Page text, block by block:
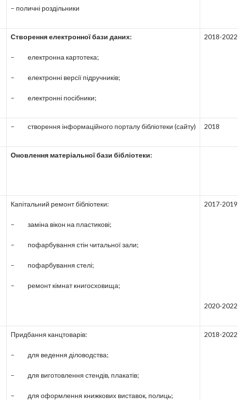
– поличні роздільники
Створення електронної бази даних:
– електронна картотека;
– електронні версії підручників;
– електронні посібники;
2018-2022
– створення інформаційного порталу бібліотеки (сайту) 2018
Оновлення матеріальної бази бібліотеки:
Капітальний ремонт бібліотеки:
– заміна вікон на пластикові;
– пофарбування стін читальної зали;
– пофарбування стелі;
– ремонт кімнат книгосховища;
2017-2019
2020-2022
Придбання канцтоварів:
– для ведення діловодства;
– для виготовлення стендів, плакатів;
– для оформлення книжкових виставок, полиць;
2018-2022